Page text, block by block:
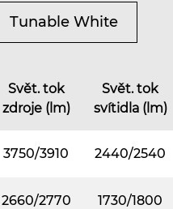
Tunable White
Svět. tok
zdroje (lm)
Svět. tok
svítidla (lm)
3750/3910 2440/2540
2660/2770 1730/1800